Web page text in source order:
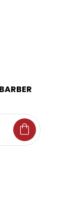
shopping_bag